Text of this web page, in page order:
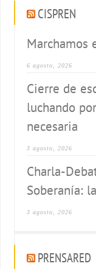
CISPREN
Marchamos
6 agosto, 2026
Cierre de
luchando
necesaria
3 agosto, 2026
Charla-
Soberanía:
3 agosto, 2026
PRENSARED